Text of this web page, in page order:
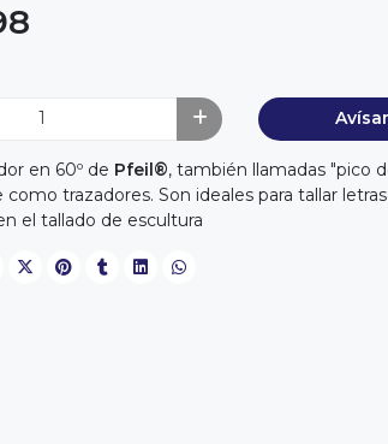
en 60º de Pfeil®, también llamadas "pico
trazadores. Son ideales para tallar
el tallado de escultura